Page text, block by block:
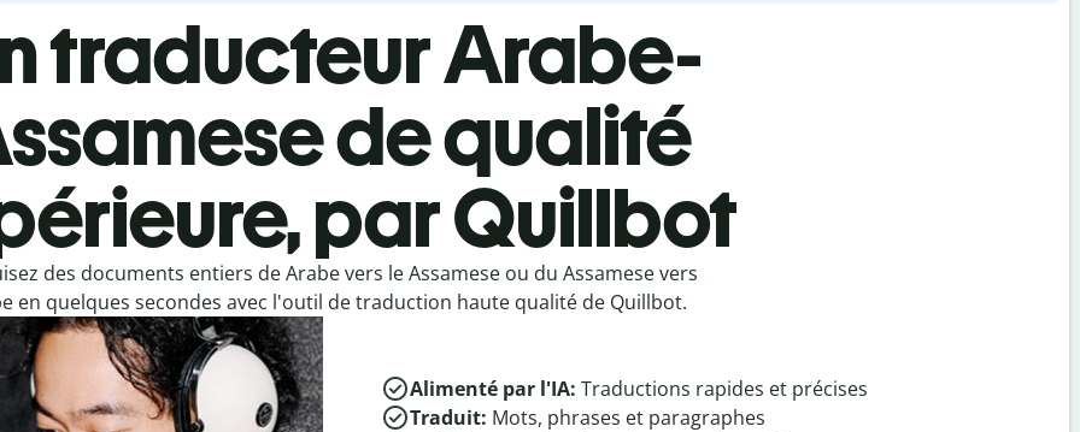
traducteur Arabe-
de qualité
par Quillbot
des documents entiers de Arabe vers le Assamese ou du Assamese vers
en quelques secondes avec l'outil de traduction haute qualité de Quillbot.
Alimenté par l'IA: Traductions rapides et précises
Traduit: Mots, phrases et paragraphes